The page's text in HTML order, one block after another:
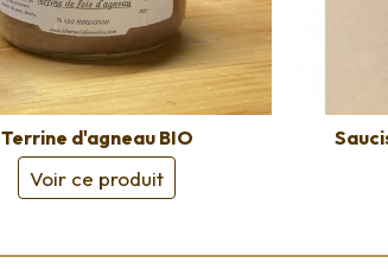
Terrine d'agneau BIO
Voir ce produit